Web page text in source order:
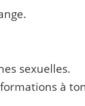
sexuelles.
à